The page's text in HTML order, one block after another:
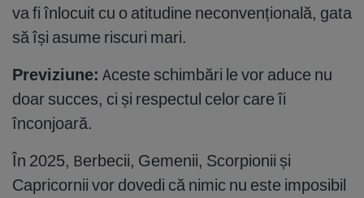
va fi înlocuit cu o atitudine neconvențională, gata
să își asume riscuri mari.
Previziune: Aceste schimbări le vor aduce nu
doar succes, ci și respectul celor care îi
înconjoară.
În 2025, Berbecii, Gemenii, Scorpionii și
Capricornii vor dovedi că nimic nu este imposibil